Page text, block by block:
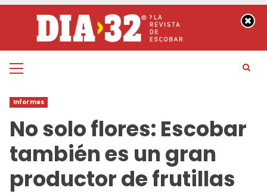
contenido
Menú
Informes
No solo flores: Escobar
también es un gran
productor de frutillas